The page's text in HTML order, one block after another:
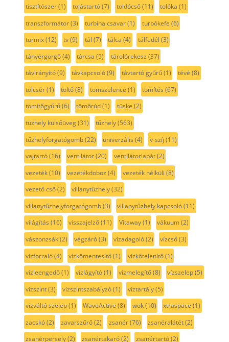
tisztítószer(1) tojástartó(7) toldócső(11) tolóka (1)
transzformátor(3) turbina csavar(1) turbókefe (6)
turmix(12) tv(9) tál (7) tálca (4) tálfedél (3)
tányérgörgő(4) tárcsa (5) tárolórekesz (37)
távirányító(9) távkapcsoló(9) távtartó gyűrű(1) tévé (8)
tölcsér(1) töltő(8) tömszelence (1) tömítés (67)
tömítőgyűrű(6) tömőrúd(1) tüske (2)
tüzhely külsőüveg(31) tűzhely(563)
tűzhelyforgatógomb(22) univerzális (4) v-szíj (11)
vajtartó(16) ventilátor(20) ventilátorlapát(2)
vezeték(10) vezetékdoboz (4) vezeték nélküli (8)
vezető cső(2) villanytűzhely(32)
villanytűzhelyforgatógomb(3) villanytűzhely kapcsoló(11)
világítás (16) visszajelző(11) Vitaway(1) vákuum(2)
vászonzsák(2) végzáró(3) vízadagoló(2) vízcső(3)
vízforraló(4) vízkőmentesítő(1) vízkőtelenítő(1)
vízleengedő(1) vízlágyító(1) vízmelegítő(8) vízszelep(5)
vízszint(3) vízszintszabályzó(1) víztartály(5)
vízváltó szelep(1) WaveActive (8) wok(10) xtraspace (1)
zacskó(2) zavarszűrő(2) zsanér(76) zsanéralátét(2)
zsanérpersely(2) zsanértakaró(2) zsanértartó(2)